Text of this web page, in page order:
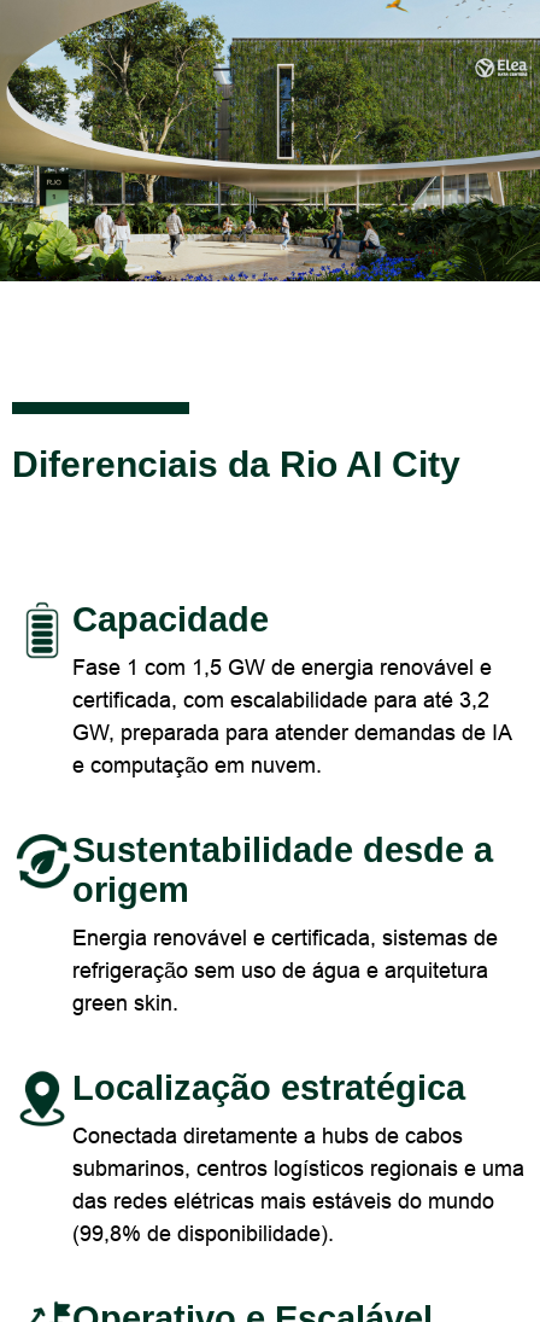
Diferenciais da Rio AI City
Capacidade
Fase 1 com 1,5 GW de energia renovável e
certificada, com escalabilidade para até 3,2
GW, preparada para atender demandas de IA
e computação em nuvem.
Sustentabilidade desde a
origem
Energia renovável e certificada, sistemas de
refrigeração sem uso de água e arquitetura
green skin.
Localização estratégica
Conectada diretamente a hubs de cabos
submarinos, centros logísticos regionais e uma
das redes elétricas mais estáveis do mundo
(99,8% de disponibilidade).